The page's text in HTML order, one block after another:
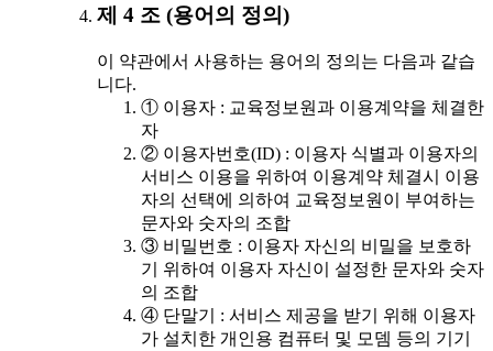
제 4 조 (용어의 정의)
이 약관에서 사용하는 용어의 정의는 다음과 같습
니다.
① 이용자 : 교육정보원과 이용계약을 체결한
자
② 이용자번호(ID) : 이용자 식별과 이용자의
서비스 이용을 위하여 이용계약 체결시 이용
자의 선택에 의하여 교육정보원이 부여하는
문자와 숫자의 조합
③ 비밀번호 : 이용자 자신의 비밀을 보호하
기 위하여 이용자 자신이 설정한 문자와 숫자
의 조합
④ 단말기 : 서비스 제공을 받기 위해 이용자
가 설치한 개인용 컴퓨터 및 모뎀 등의 기기